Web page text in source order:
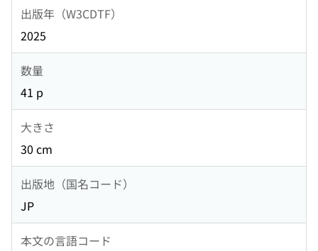
出版年（W3CDTF）
2025
数量
41 p
大きさ
30 cm
出版地（国名コード）
JP
本文の言語コード